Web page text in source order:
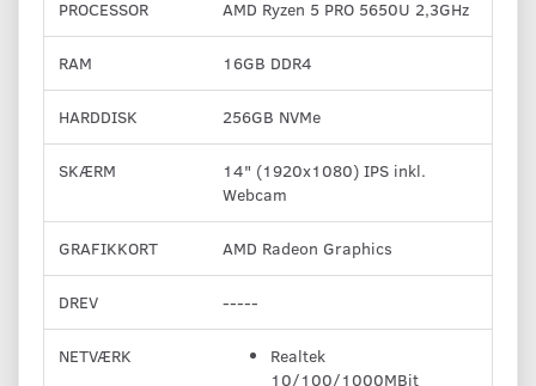
PROCESSOR AMD Ryzen 5 PRO 5650U 2,3GHz
RAM 16GB DDR4
HARDDISK 256GB NVMe
SKÆRM
14" (1920x1080) IPS inkl.
Webcam
GRAFIKKORT AMD Radeon Graphics
DREV -----
NETVÆRK
Realtek
10/100/1000MBit